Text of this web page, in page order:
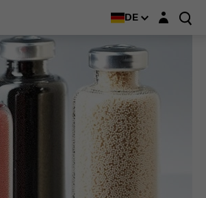
DE Login-Maske